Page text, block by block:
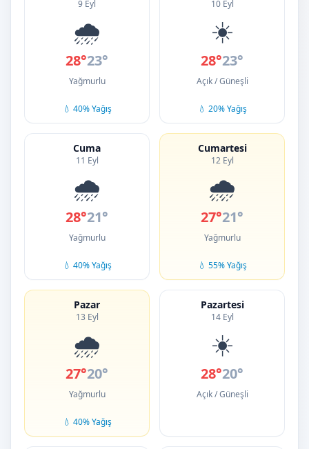
9 Eyl
🌧️
28°23°
Yağmurlu
💧 40% Yağış
10 Eyl
☀️
28°23°
Açık / Güneşli
💧 20% Yağış
Cuma
11 Eyl
🌧️
28°21°
Yağmurlu
💧 40% Yağış
Cumartesi
12 Eyl
🌧️
27°21°
Yağmurlu
💧 55% Yağış
Pazar
13 Eyl
🌧️
27°20°
Yağmurlu
💧 40% Yağış
Pazartesi
14 Eyl
☀️
28°20°
Açık / Güneşli